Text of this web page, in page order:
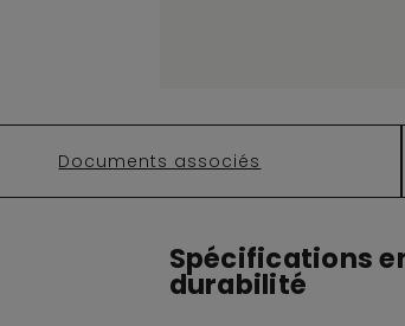
Documents associés
Spécifications
durabilité